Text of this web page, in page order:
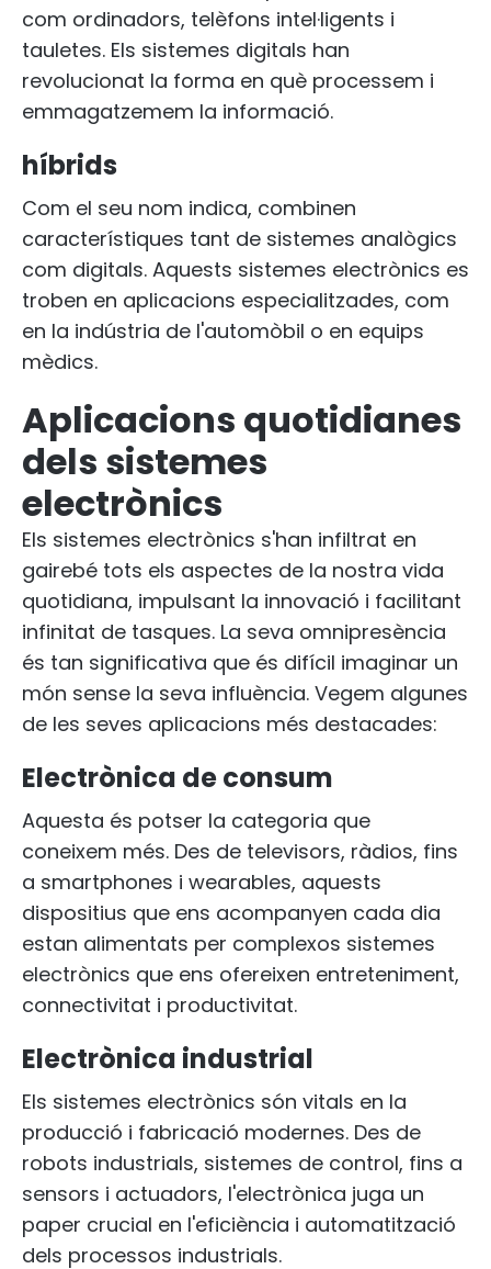
com ordinadors, telèfons intel·ligents i
tauletes. Els sistemes digitals han
revolucionat la forma en què processem i
emmagatzemem la informació.
híbrids
Com el seu nom indica, combinen
característiques tant de sistemes analògics
com digitals. Aquests sistemes electrònics es
troben en aplicacions especialitzades, com
en la indústria de l'automòbil o en equips
mèdics.
Aplicacions quotidianes
dels sistemes
electrònics
Els sistemes electrònics s'han infiltrat en
gairebé tots els aspectes de la nostra vida
quotidiana, impulsant la innovació i facilitant
infinitat de tasques. La seva omnipresència
és tan significativa que és difícil imaginar un
món sense la seva influència. Vegem algunes
de les seves aplicacions més destacades:
Electrònica de consum
Aquesta és potser la categoria que
coneixem més. Des de televisors, ràdios, fins
a smartphones i wearables, aquests
dispositius que ens acompanyen cada dia
estan alimentats per complexos sistemes
electrònics que ens ofereixen entreteniment,
connectivitat i productivitat.
Electrònica industrial
Els sistemes electrònics són vitals en la
producció i fabricació modernes. Des de
robots industrials, sistemes de control, fins a
sensors i actuadors, l'electrònica juga un
paper crucial en l'eficiència i automatització
dels processos industrials.